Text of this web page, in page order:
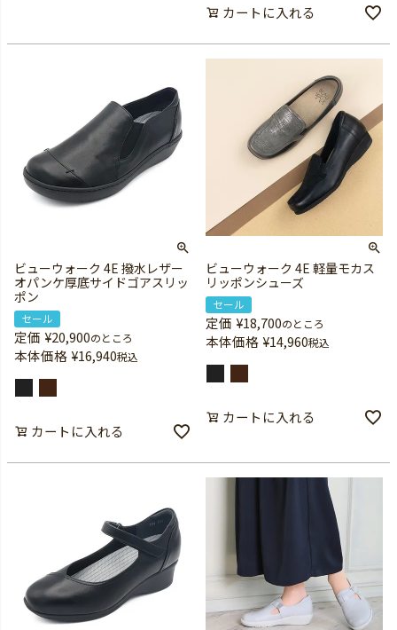
カートに入れる
ビューウォーク 4E 撥水レザー
オパンケ厚底サイドゴアスリッ
ポン
セール
定価 ¥20,900のところ
本体価格 ¥16,940税込
カートに入れる
ビューウォーク 4E 軽量モカス
リッポンシューズ
セール
定価 ¥18,700のところ
本体価格 ¥14,960税込
カートに入れる